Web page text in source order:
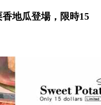
地瓜登場，限時15